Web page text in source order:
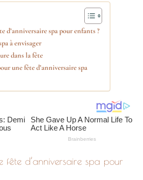
d’anniversaire spa pour enfants ?
à envisager
dans la fête
une fête d’anniversaire spa
fête d’anniversaire spa pour